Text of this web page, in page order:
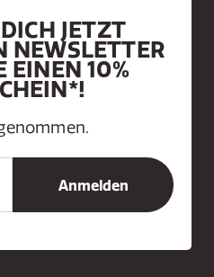
JETZT
NEWSLETTER
EINEN 10%